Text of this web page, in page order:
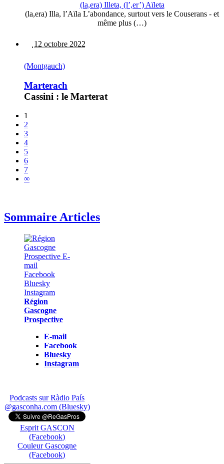
(la,era) Illeta, (l’,er’) Aïleta
(la,era) Illa, l’Aïla L’abondance, surtout vers le Couserans - et
même plus (…)
12 octobre 2022
(Montgauch)
Marterach
Cassini : le Marterat
1
2
3
4
5
6
7
∞
Sommaire Articles
Région
Gascogne
Prospective
E-mail
Facebook
Bluesky
Instagram
Podcasts sur Ràdio País
@gasconha.com (Bluesky)
Esprit GASCON
(Facebook)
Couleur Gascogne
(Facebook)